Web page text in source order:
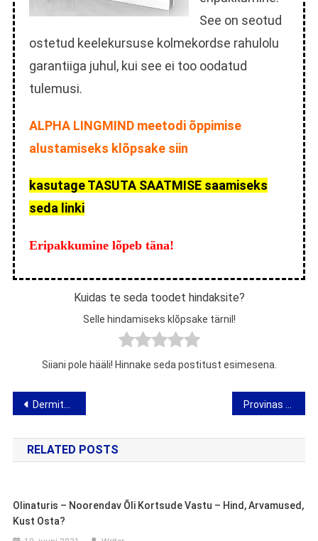
See on seotud
ostetud keelekursuse kolmekordse rahulolu
garantiiga juhul, kui see ei too oodatud
tulemusi.
ALPHA LINGMIND meetodi õppimise
alustamiseks klõpsake siin
kasutage TASUTA SAATMISE saamiseks
seda linki
Eripakkumine lõpeb täna!
Kuidas te seda toodet hindaksite?
Selle hindamiseks klõpsake tärnil!
Siiani pole hääli! Hinnake seda postitust esimesena.
Navigeerimine
Dermitalen Control mükoosi vastu – tegevus, koostisosad, arvamused, kust osta?
RELATED POSTS
Olinaturis – Noorendav Õli Kortsude Vastu – Hind, Arvamused,
Kust Osta?